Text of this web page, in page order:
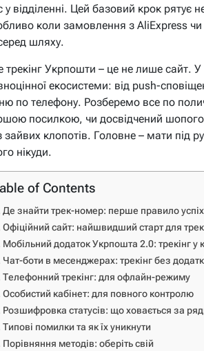
у відділенні. Цей базовий крок рятує
коли замовлення з AliExpress
шляху.
трекінг Укрпошти – це не лише сайт. У
екосистеми: від push-
по телефону. Розберемо все по
посилкою, чи досвідчений
зайвих клопотів. Головне – мати під
нікуди.
of Contents
Де знайти трек-номер: перше правило
Офіційний сайт: найшвидший старт для
Мобільний додаток Укрпошта 2.0: трекінг у
Чат-боти в месенджерах: трекінг без
Телефонний трекінг: для офлайн-режиму
Особистий кабінет: для повного контролю
Розшифровка статусів: що ховається за
Типові помилки та як їх уникнути
Порівняння методів: оберіть свій